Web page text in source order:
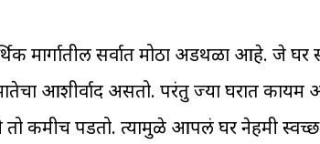
मार्गातील सर्वात मोठा अडथळा आहे. जे
आशीर्वाद असतो. परंतु ज्या घरात
तो कमीच पडतो. त्यामुळे आपलं घर नेहमी